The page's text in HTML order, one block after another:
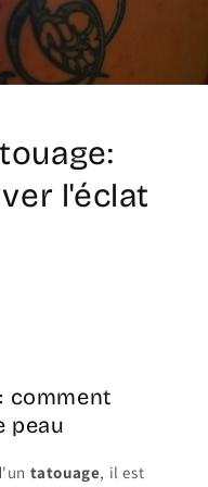
l'éclat
comment
peau
tatouage, il est